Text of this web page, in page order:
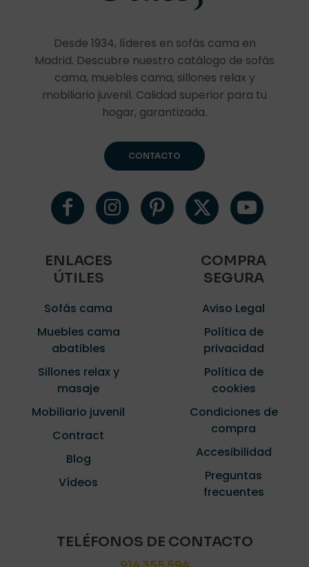
Desde 1934, líderes en sofás cama en
Madrid. Descubre nuestro catálogo de sofás
cama, muebles cama, sillones relax y
mobiliario juvenil. Calidad superior para tu
hogar, garantizada.
CONTACTO
ENLACES
ÚTILES
Sofás cama
Muebles cama
abatibles
Sillones relax y
masaje
Mobiliario juvenil
Contract
Blog
Vídeos
COMPRA
SEGURA
Aviso Legal
Política de
privacidad
Política de
cookies
Condiciones de
compra
Accesibilidad
Preguntas
frecuentes
TELÉFONOS DE CONTACTO